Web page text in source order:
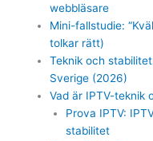
webbläsare
Mini-fallstudie:
tolkar rätt)
Teknik och
Sverige (2026)
Vad är IPTV-teknik
Prova IPTV:
stabilitet